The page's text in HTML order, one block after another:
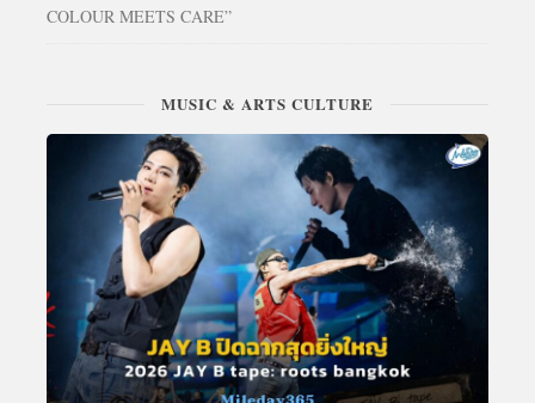
COLOUR MEETS CARE”
MUSIC & ARTS CULTURE